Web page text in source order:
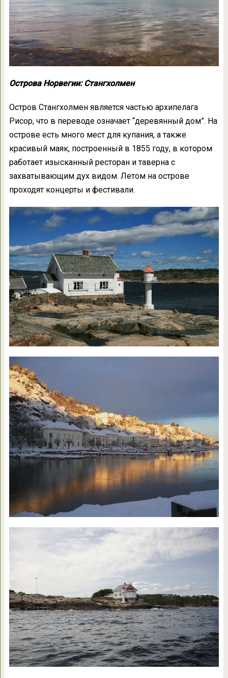
Острова Норвегии: Стангхолмен
Остров Стангхолмен является частью архипелага
Рисор, что в переводе означает “деревянный дом”. На
острове есть много мест для купания, а также
красивый маяк, построенный в 1855 году, в котором
работает изысканный ресторан и таверна с
захватывающим дух видом. Летом на острове
проходят концерты и фестивали.